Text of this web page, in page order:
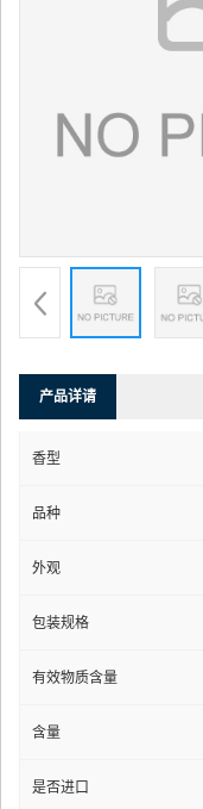
产品详请
香型
品种
外观
包装规格
有效物质含量
含量
是否进口